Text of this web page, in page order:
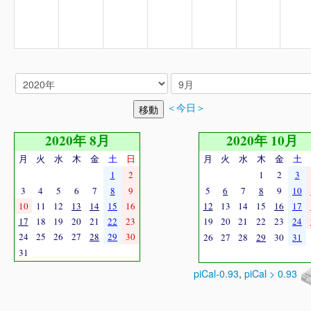
＜今日＞
2020年 8月
月 火 水 木 金 土
日
1
2
3
4 5 6 7 8
9
10
11 12 13 14 15
16
17
18 19 20 21 22
23
24
25 26 27 28 29
30
31
2020年 10月
月 火 水 木 金 土
1
2
3
5
6 7 8 9 10
12
13 14 15 16 17
19
20 21 22 23 24
26
27 28 29 30 31
piCal-0.93, piCal > 0.93